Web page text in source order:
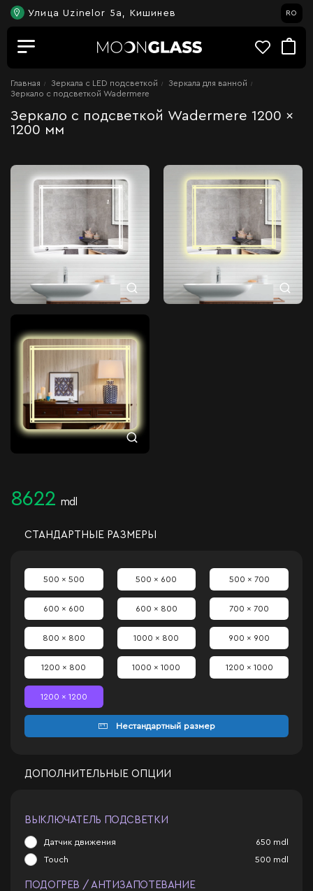
Улица Uzinelor 5a, Кишинев RO
Главная Зеркала c LED подсветкой
Зеркала для ванной
Зеркало с подсветкой Wadermere
Зеркало с подсветкой Wadermere 1200 x
1200 мм
8622 mdl
СТАНДАРТНЫЕ РАЗМЕРЫ
500 x 500 500 x 600 500 x 700
600 x 600 600 x 800 700 x 700
800 x 800 1000 x 800 900 x 900
1200 x 800 1000 x 1000 1200 x 1000
1200 x 1200
Нестандартный размер
ДОПОЛНИТЕЛЬНЫЕ ОПЦИИ
ВЫКЛЮЧАТЕЛЬ ПОДСВЕТКИ
Датчик движения 650 mdl
Touch 500 mdl
ПОДОГРЕВ / АНТИЗАПОТЕВАНИЕ